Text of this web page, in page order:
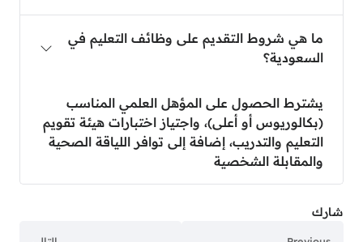
ما هي شروط التقديم على وظائف التعليم في
السعودية؟
يشترط الحصول على المؤهل العلمي المناسب
(بكالوريوس أو أعلى)، واجتياز اختبارات هيئة تقويم
التعليم والتدريب، إضافة إلى توافر اللياقة الصحية
والمقابلة الشخصية
شارك